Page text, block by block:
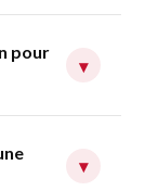
pour
▾
▾